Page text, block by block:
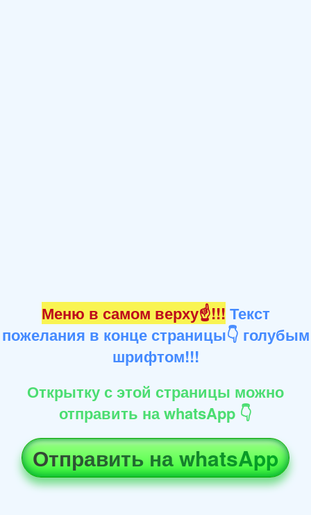
Меню в самом верху☝!!! Текст
пожелания в конце страницы👇 голубым
шрифтом!!!
Открытку с этой страницы можно
отправить на whatsApp 👇
Отправить на whatsApp